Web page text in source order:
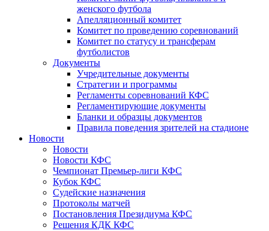
женского футбола
Апелляционный комитет
Комитет по проведению соревнований
Комитет по статусу и трансферам
футболистов
Документы
Учредительные документы
Стратегии и программы
Регламенты соревнований КФС
Регламентирующие документы
Бланки и образцы документов
Правила поведения зрителей на стадионе
Новости
Новости
Новости КФС
Чемпионат Премьер-лиги КФС
Кубок КФС
Судейские назначения
Протоколы матчей
Постановления Президиума КФС
Решения КДК КФС